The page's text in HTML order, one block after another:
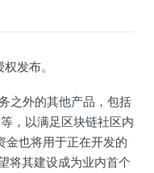
发布。
之外的其他产品，包括
，以满足区块链社区内
金也将用于正在开发的
将其建设成为业内首个